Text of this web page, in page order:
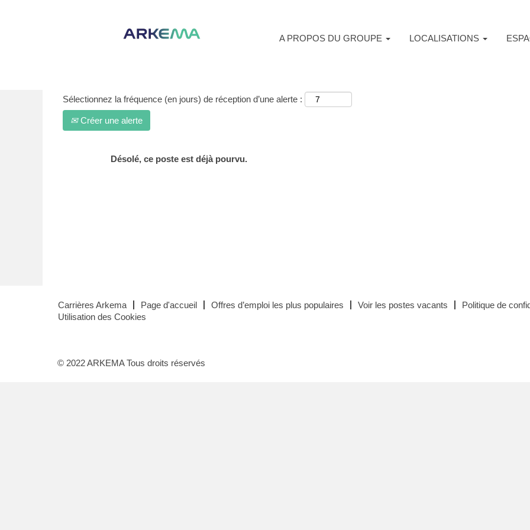
A PROPOS DU GROUPE LOCALISATIONS
Sélectionnez la fréquence (en jours) de réception d’une alerte :
Créer une alerte
Désolé, ce poste est déjà pourvu.
Carrières Arkema Page d'accueil Offres d’emploi les plus populaires Voir les postes vacants
Politique de
Utilisation des Cookies
© 2022 ARKEMA Tous droits réservés